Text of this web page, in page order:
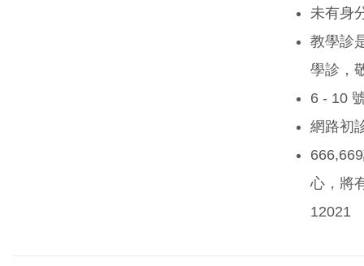
未有身
教學診
學診，
6 - 10
網路初
心，將
12021